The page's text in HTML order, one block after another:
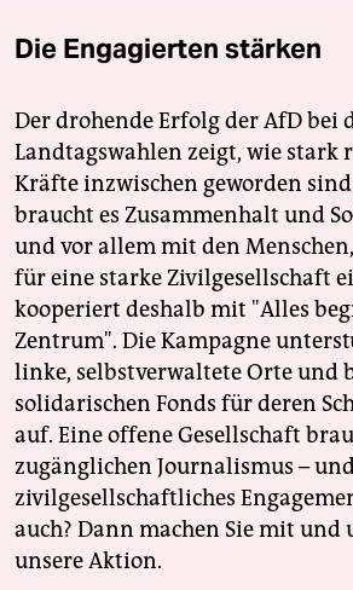
Die Engagierten stärken
Der drohende Erfolg der AfD bei
Landtagswahlen zeigt, wie stark
Kräfte inzwischen geworden
braucht es Zusammenhalt und
und vor allem mit den
für eine starke Zivilgesellschaft
kooperiert deshalb mit "Alles
Zentrum". Die Kampagne
linke, selbstverwaltete Orte und
solidarischen Fonds für deren
auf. Eine offene Gesellschaft
zugänglichen Journalismus –
zivilgesellschaftliches
auch? Dann machen Sie mit und
unsere Aktion.